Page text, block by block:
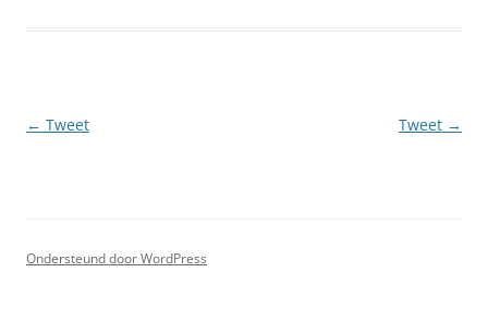
Berichtnavigatie
← Tweet Tweet →
Ondersteund door WordPress